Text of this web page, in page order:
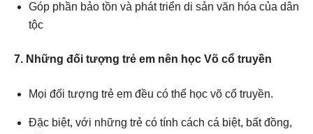
Góp phần bảo tồn và phát triển di sản văn hóa của dân
tộc
7. Những đối tượng trẻ em nên học Võ cổ truyền
Mọi đối tượng trẻ em đều có thể học võ cổ truyền.
Đặc biệt, với những trẻ có tính cách cá biệt, bất đồng,